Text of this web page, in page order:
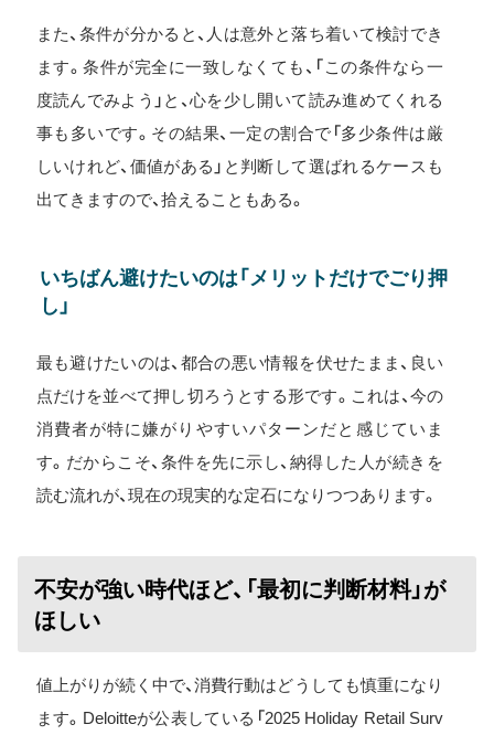
また、条件が分かると、人は意外と落ち着いて検討でき
ます。条件が完全に一致しなくても、「この条件なら一
度読んでみよう」と、心を少し開いて読み進めてくれる
事も多いです。その結果、一定の割合で「多少条件は厳
しいけれど、価値がある」と判断して選ばれるケースも
出てきますので、拾えることもある。
いちばん避けたいのは「メリットだけでごり押
し」
最も避けたいのは、都合の悪い情報を伏せたまま、良い
点だけを並べて押し切ろうとする形です。これは、今の
消費者が特に嫌がりやすいパターンだと感じていま
す。だからこそ、条件を先に示し、納得した人が続きを
読む流れが、現在の現実的な定石になりつつあります。
不安が強い時代ほど、「最初に判断材料」が
ほしい
値上がりが続く中で、消費行動はどうしても慎重になり
ます。Deloitteが公表している「2025 Holiday Retail Surv